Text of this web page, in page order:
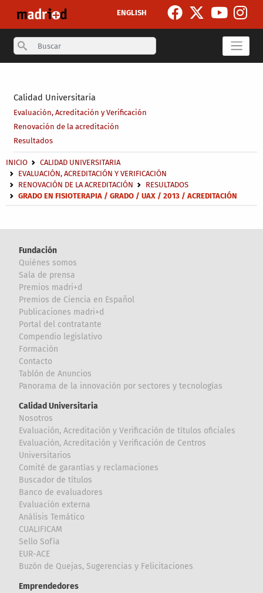
ENGLISH
Search
Calidad Universitaria
Evaluación, Acreditación y Verificación
Renovación de la acreditación
Resultados
Sobrescribir enlaces de ayuda a la navegación
INICIO
CALIDAD UNIVERSITARIA
EVALUACIÓN, ACREDITACIÓN Y VERIFICACIÓN
RENOVACIÓN DE LA ACREDITACIÓN
RESULTADOS
GRADO EN FISIOTERAPIA / GRADO / UAX / 2013 / ACREDITACIÓN
Fundación
Quiénes somos
Sala de prensa
Premios madri+d
Premios de Ciencia en Español
Publicaciones madri+d
Portal del contratante
Compendio legislativo
Formación
Contacto
Tablón de Anuncios
Panorama de la innovación por sectores y tecnologías
Calidad Universitaria
Nosotros
Evaluación, Acreditación y Verificación de títulos oficiales
Evaluación, Acreditación y Verificación de Centros
Universitarios
Comité de garantías y reclamaciones
Buscador de títulos
Banco de evaluadores
Evaluación externa
Análisis Temático
CUALIFICAM
Sello Sofía
EUR-ACE
Buzón de Quejas, Sugerencias y Felicitaciones
Emprendedores